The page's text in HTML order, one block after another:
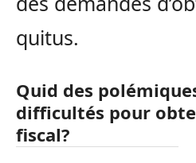
quitus.
Quid des
difficultés pour
fiscal?